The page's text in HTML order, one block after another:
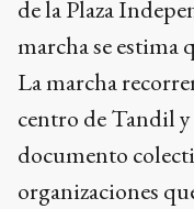
de la Plaza
marcha se estima
La marcha
centro de Tandil
documento
organizaciones